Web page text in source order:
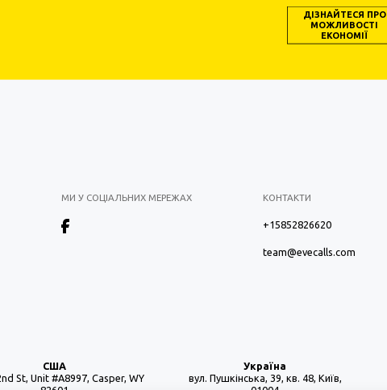
ДІЗНАЙТЕСЯ ПРО
МОЖЛИВОСТІ
ЕКОНОМІЇ
МИ У СОЦІАЛЬНИХ МЕРЕЖАХ КОНТАКТИ
+15852826620
team@evecalls.com
США
St, Unit #A8997, Casper, WY
Україна
вул. Пушкінська, 39, кв. 48, Київ,